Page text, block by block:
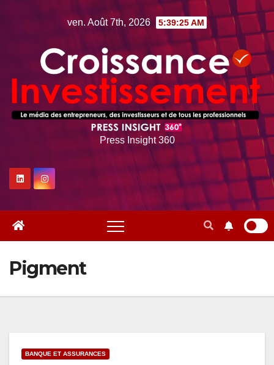
ven. Août 7th, 2026 5:39:26 AM
Press Insight 360
Pigment
BANQUE ET ASSURANCES